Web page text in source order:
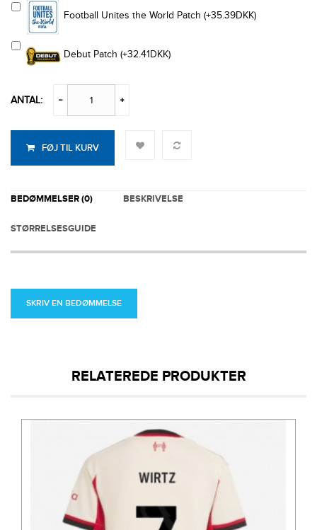
Football Unites the World Patch (+35.39DKK)
Debut Patch (+32.41DKK)
ANTAL:
FØJ TIL KURV
BEDØMMELSER (0) BESKRIVELSE
STØRRELSESGUIDE
SKRIV EN BEDØMMELSE
RELATEREDE PRODUKTER